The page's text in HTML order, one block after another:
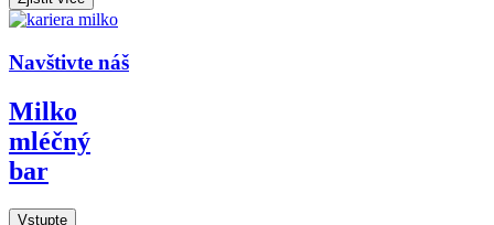
Navštivte náš
Milko
mléčný
bar
Vstupte